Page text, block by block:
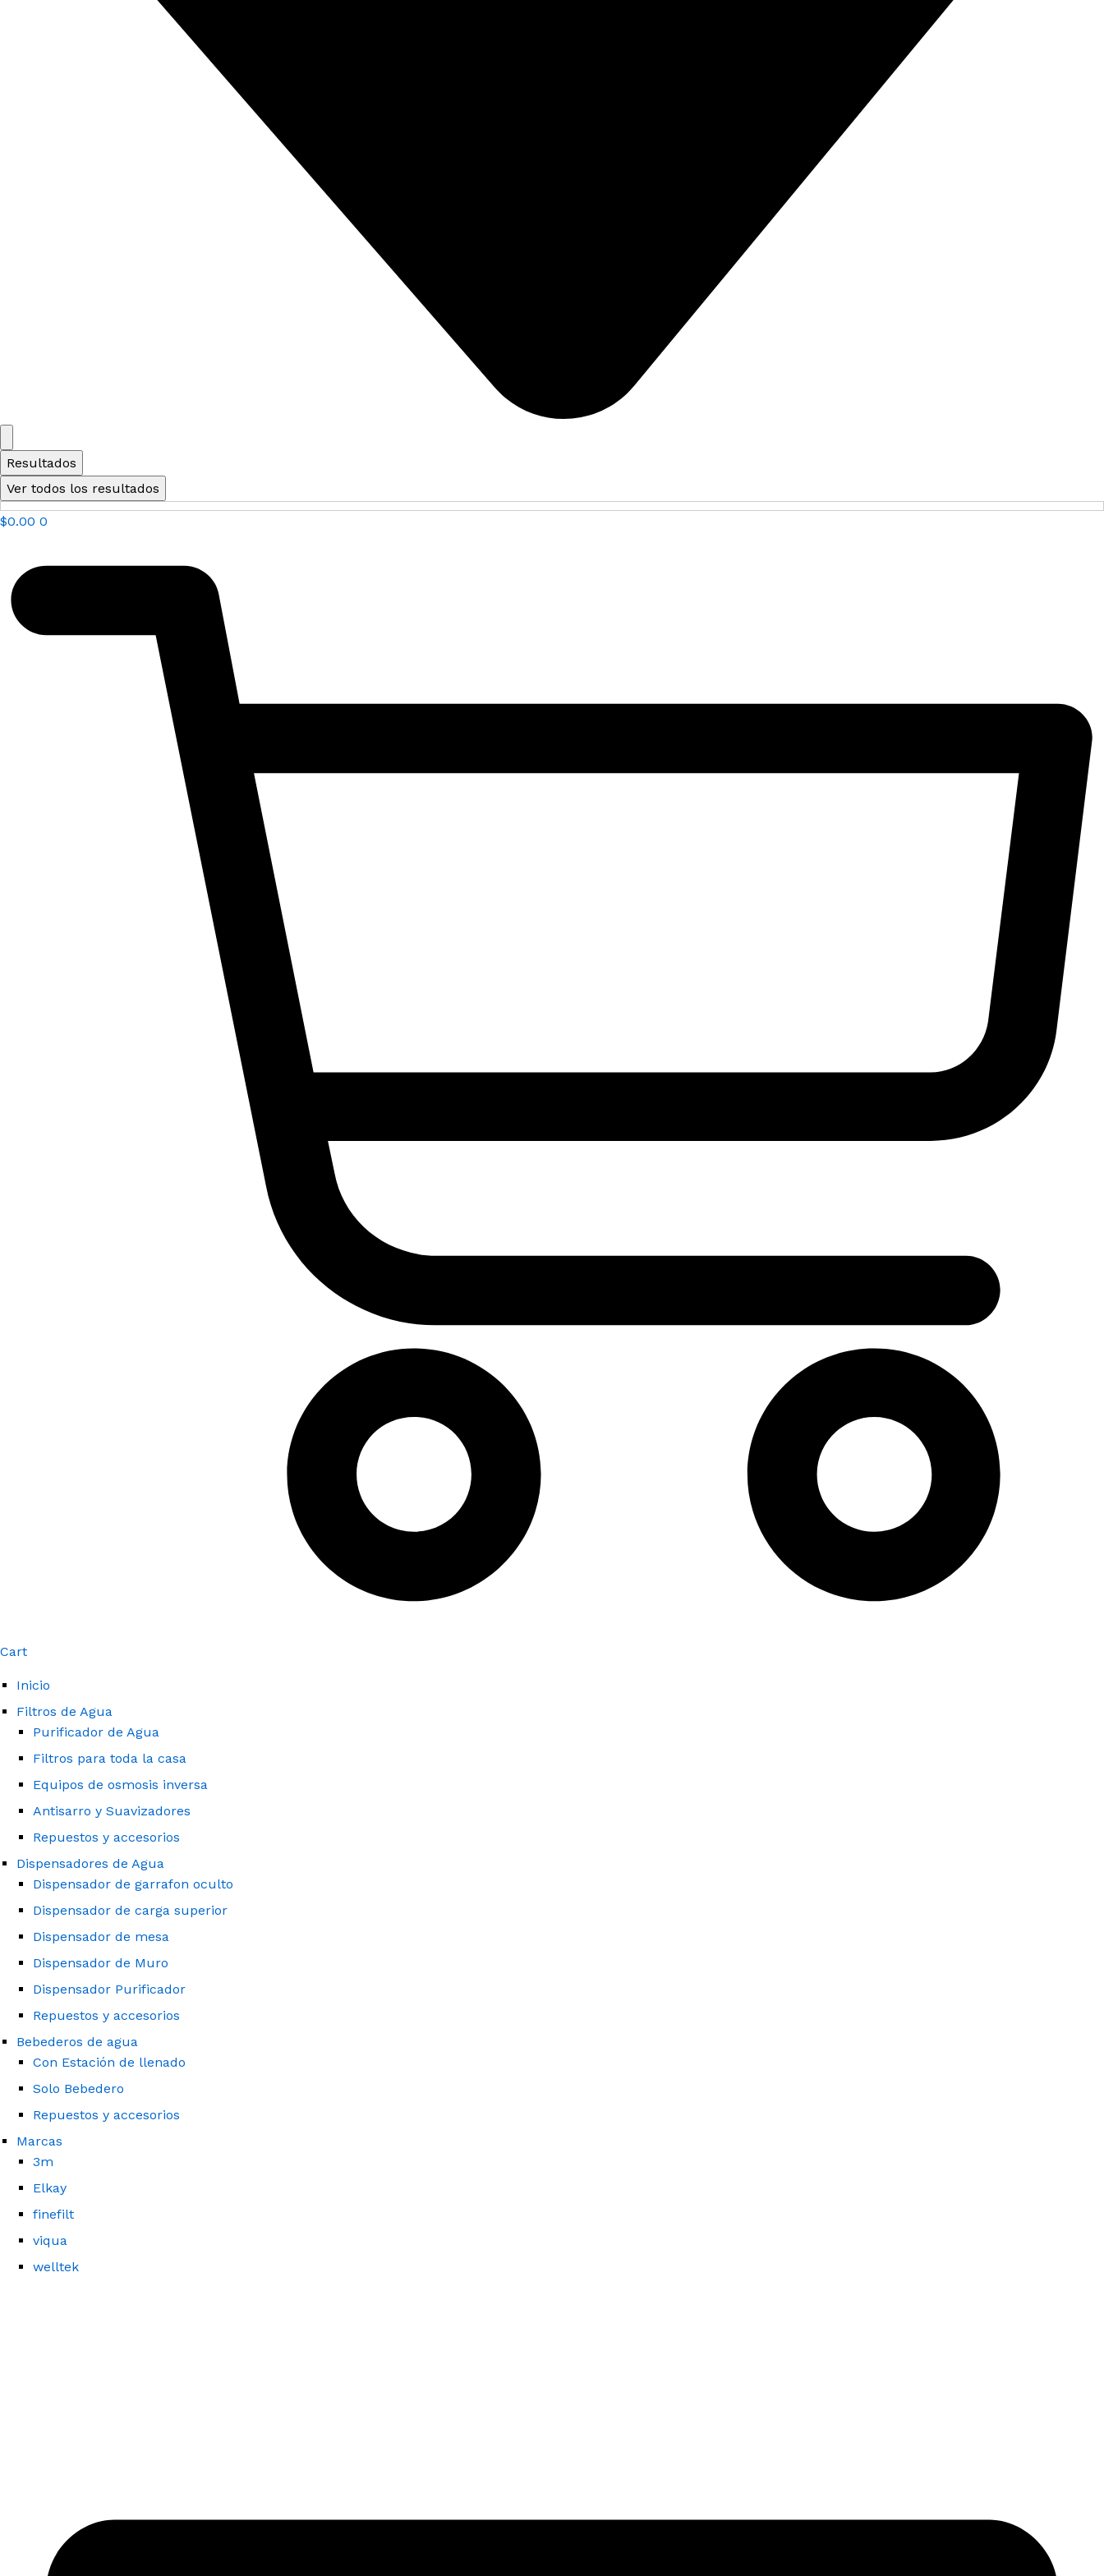
Resultados
Ver todos los resultados
$0.00 0
Cart
Inicio
Filtros de Agua
Purificador de Agua
Filtros para toda la casa
Equipos de osmosis inversa
Antisarro y Suavizadores
Repuestos y accesorios
Dispensadores de Agua
Dispensador de garrafon oculto
Dispensador de carga superior
Dispensador de mesa
Dispensador de Muro
Dispensador Purificador
Repuestos y accesorios
Bebederos de agua
Con Estación de llenado
Solo Bebedero
Repuestos y accesorios
Marcas
3m
Elkay
finefilt
viqua
welltek